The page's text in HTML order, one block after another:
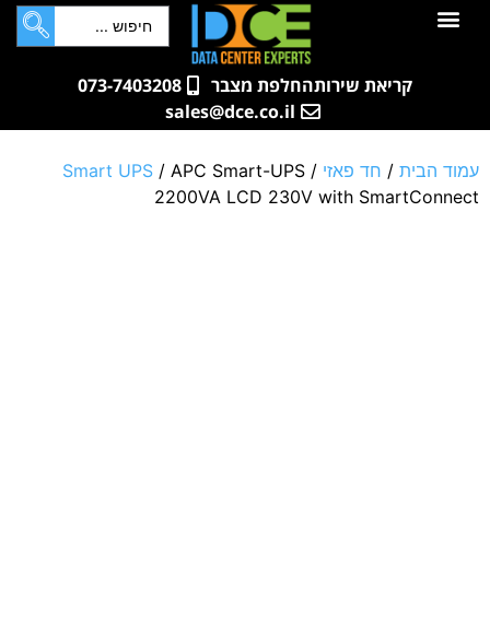
לתוכן
קריאת שירותהחלפת מצבר
073-7403208
sales@dce.co.il
/חד פאזי /
Smart UPS/ APC Smart-UPS
2200VA LCD 230V with